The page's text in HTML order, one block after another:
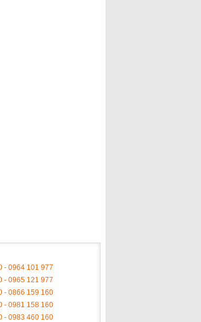
- 0964 101 977
- 0965 121 977
- 0866 159 160
- 0981 158 160
- 0983 460 160